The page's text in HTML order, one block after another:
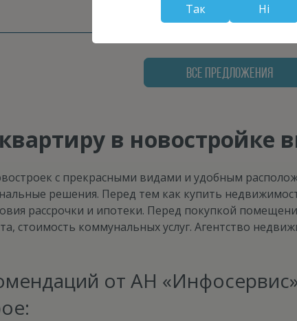
ВСЕ ПРЕДЛОЖЕНИЯ
в новостройке
с прекрасными видами и удобным
решения. Перед тем как купить
рассрочки и ипотеки. Перед покупкой
стоимость коммунальных услуг. Агентство
от АН
Так Ні